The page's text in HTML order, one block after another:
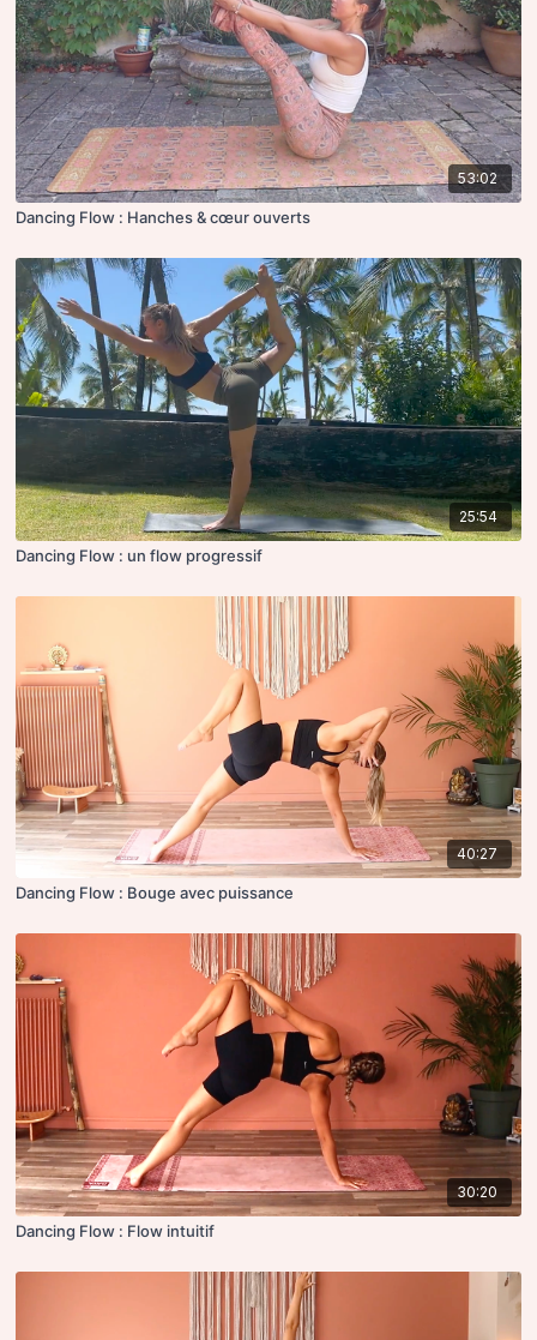
53:02
Dancing Flow : Hanches & cœur ouverts
25:54
Dancing Flow : un flow progressif
40:27
Dancing Flow : Bouge avec puissance
30:20
Dancing Flow : Flow intuitif